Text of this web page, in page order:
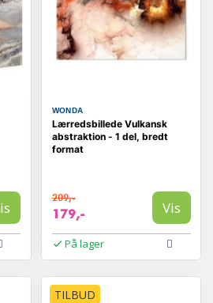
WONDA
Lærredsbillede Vulkansk
abstraktion - 1 del, bredt
format
209,-
179,- Vis
På lager
TILBUD